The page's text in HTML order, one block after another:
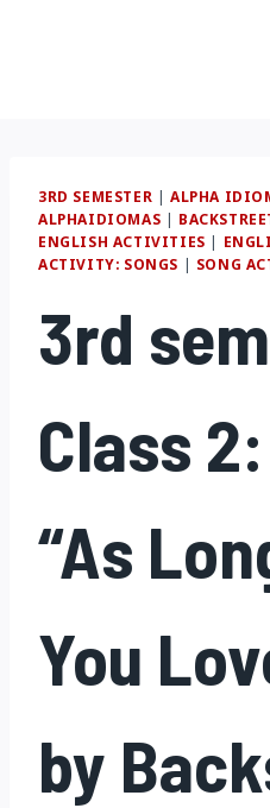
3RD SEMESTER | ALPHA
ALPHAIDIOMAS |
ENGLISH ACTIVITIES |
ACTIVITY: SONGS | SONG
3rd
Class
“As
You
by